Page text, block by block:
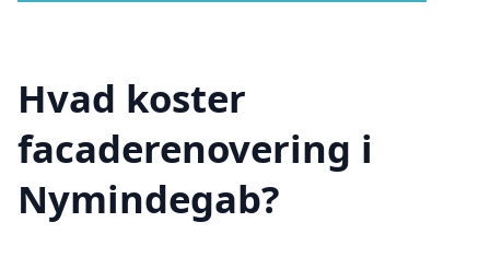
Hvad koster
facaderenovering i
Nymindegab?